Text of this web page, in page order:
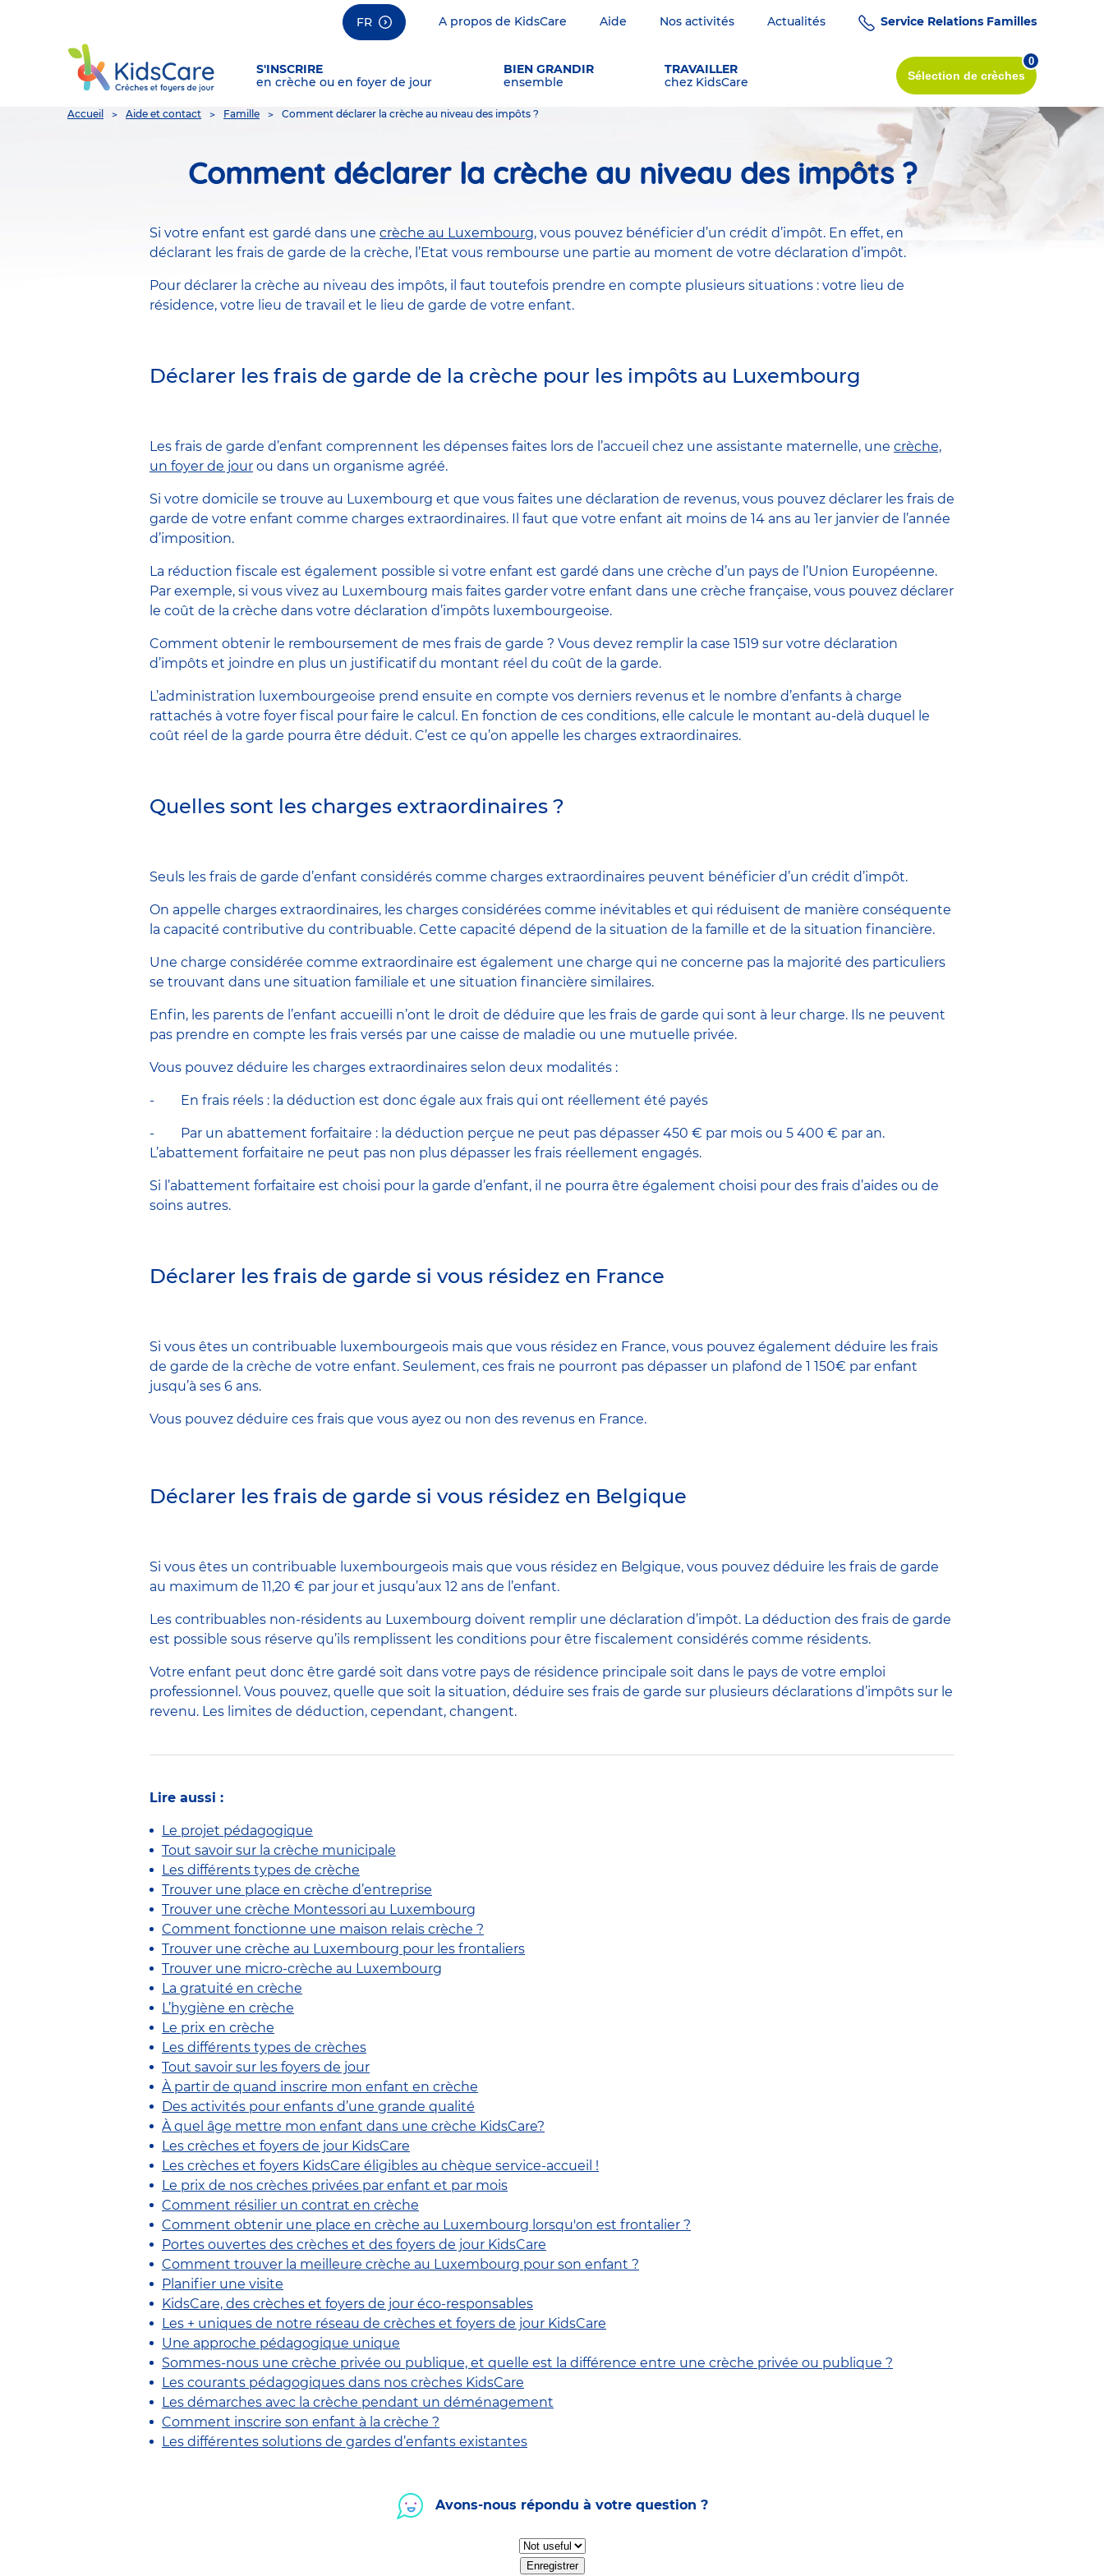
FR A propos de KidsCare Aide Nos activités Actualités Service Relations Familles
S'INSCRIRE
en crèche ou en foyer de jour
BIEN GRANDIR
ensemble
TRAVAILLER
chez KidsCare
Sélection de crèches
0
You
Accueil Aide et contact Famille Comment déclarer la crèche au niveau des impôts ?
Comment déclarer la crèche au niveau des impôts ?
Si votre enfant est gardé dans une crèche au Luxembourg, vous pouvez bénéficier d’un crédit d’impôt. En effet, en
déclarant les frais de garde de la crèche, l’Etat vous rembourse une partie au moment de votre déclaration d’impôt.
Pour déclarer la crèche au niveau des impôts, il faut toutefois prendre en compte plusieurs situations : votre lieu de
résidence, votre lieu de travail et le lieu de garde de votre enfant.
Déclarer les frais de garde de la crèche pour les impôts au Luxembourg
Les frais de garde d’enfant comprennent les dépenses faites lors de l’accueil chez une assistante maternelle, une crèche,
un foyer de jour ou dans un organisme agréé.
Si votre domicile se trouve au Luxembourg et que vous faites une déclaration de revenus, vous pouvez déclarer les frais de
garde de votre enfant comme charges extraordinaires. Il faut que votre enfant ait moins de 14 ans au 1er janvier de l’année
d’imposition.
La réduction fiscale est également possible si votre enfant est gardé dans une crèche d’un pays de l’Union Européenne.
Par exemple, si vous vivez au Luxembourg mais faites garder votre enfant dans une crèche française, vous pouvez déclarer
le coût de la crèche dans votre déclaration d’impôts luxembourgeoise.
Comment obtenir le remboursement de mes frais de garde ? Vous devez remplir la case 1519 sur votre déclaration
d’impôts et joindre en plus un justificatif du montant réel du coût de la garde.
L’administration luxembourgeoise prend ensuite en compte vos derniers revenus et le nombre d’enfants à charge
rattachés à votre foyer fiscal pour faire le calcul. En fonction de ces conditions, elle calcule le montant au-delà duquel le
coût réel de la garde pourra être déduit. C’est ce qu’on appelle les charges extraordinaires.
Quelles sont les charges extraordinaires ?
Seuls les frais de garde d’enfant considérés comme charges extraordinaires peuvent bénéficier d’un crédit d’impôt.
On appelle charges extraordinaires, les charges considérées comme inévitables et qui réduisent de manière conséquente
la capacité contributive du contribuable. Cette capacité dépend de la situation de la famille et de la situation financière.
Une charge considérée comme extraordinaire est également une charge qui ne concerne pas la majorité des particuliers
se trouvant dans une situation familiale et une situation financière similaires.
Enfin, les parents de l’enfant accueilli n’ont le droit de déduire que les frais de garde qui sont à leur charge. Ils ne peuvent
pas prendre en compte les frais versés par une caisse de maladie ou une mutuelle privée.
Vous pouvez déduire les charges extraordinaires selon deux modalités :
- En frais réels : la déduction est donc égale aux frais qui ont réellement été payés
- Par un abattement forfaitaire : la déduction perçue ne peut pas dépasser 450 € par mois ou 5 400 € par an.
L’abattement forfaitaire ne peut pas non plus dépasser les frais réellement engagés.
Si l’abattement forfaitaire est choisi pour la garde d’enfant, il ne pourra être également choisi pour des frais d’aides ou de
soins autres.
Déclarer les frais de garde si vous résidez en France
Si vous êtes un contribuable luxembourgeois mais que vous résidez en France, vous pouvez également déduire les frais
de garde de la crèche de votre enfant. Seulement, ces frais ne pourront pas dépasser un plafond de 1 150€ par enfant
jusqu’à ses 6 ans.
Vous pouvez déduire ces frais que vous ayez ou non des revenus en France.
Déclarer les frais de garde si vous résidez en Belgique
Si vous êtes un contribuable luxembourgeois mais que vous résidez en Belgique, vous pouvez déduire les frais de garde
au maximum de 11,20 € par jour et jusqu’aux 12 ans de l’enfant.
Les contribuables non-résidents au Luxembourg doivent remplir une déclaration d’impôt. La déduction des frais de garde
est possible sous réserve qu’ils remplissent les conditions pour être fiscalement considérés comme résidents.
Votre enfant peut donc être gardé soit dans votre pays de résidence principale soit dans le pays de votre emploi
professionnel. Vous pouvez, quelle que soit la situation, déduire ses frais de garde sur plusieurs déclarations d’impôts sur le
revenu. Les limites de déduction, cependant, changent.
Lire aussi :
Le projet pédagogique
Tout savoir sur la crèche municipale
Les différents types de crèche
Trouver une place en crèche d’entreprise
Trouver une crèche Montessori au Luxembourg
Comment fonctionne une maison relais crèche ?
Trouver une crèche au Luxembourg pour les frontaliers
Trouver une micro-crèche au Luxembourg
La gratuité en crèche
L’hygiène en crèche
Le prix en crèche
Les différents types de crèches
Tout savoir sur les foyers de jour
À partir de quand inscrire mon enfant en crèche
Des activités pour enfants d’une grande qualité
À quel âge mettre mon enfant dans une crèche KidsCare?
Les crèches et foyers de jour KidsCare
Les crèches et foyers KidsCare éligibles au chèque service-accueil !
Le prix de nos crèches privées par enfant et par mois
Comment résilier un contrat en crèche
Comment obtenir une place en crèche au Luxembourg lorsqu'on est frontalier ?
Portes ouvertes des crèches et des foyers de jour KidsCare
Comment trouver la meilleure crèche au Luxembourg pour son enfant ?
Planifier une visite
KidsCare, des crèches et foyers de jour éco-responsables
Les + uniques de notre réseau de crèches et foyers de jour KidsCare
Une approche pédagogique unique
Sommes-nous une crèche privée ou publique, et quelle est la différence entre une crèche privée ou publique ?
Les courants pédagogiques dans nos crèches KidsCare
Les démarches avec la crèche pendant un déménagement
Comment inscrire son enfant à la crèche ?
Les différentes solutions de gardes d’enfants existantes
Avons-nous répondu à votre question ?
Enregistrer